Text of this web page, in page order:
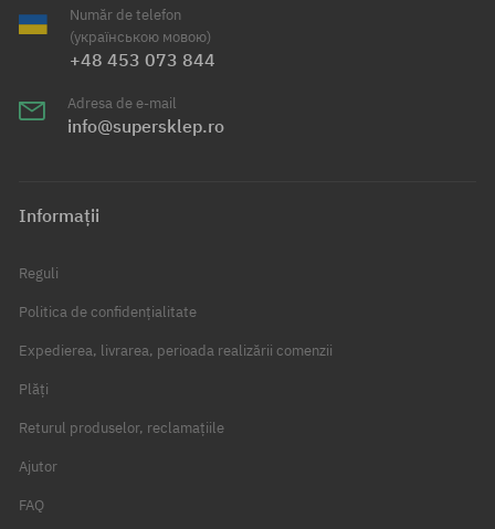
Număr de telefon
(українською мовою)
+48 453 073 844
Adresa de e-mail
info@supersklep.ro
Informații
Reguli
Politica de confidențialitate
Expedierea, livrarea, perioada realizării comenzii
Plăți
Returul produselor, reclamațiile
Ajutor
FAQ